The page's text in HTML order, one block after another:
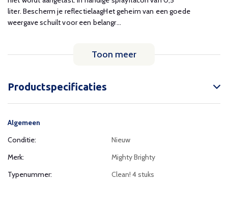
liter. Bescherm je reflectielaagHet geheim van een goede
weergave schuilt voor een belangr...
Toon meer
Productspecificaties
Algemeen
Conditie:
Nieuw
Merk:
Mighty Brighty
Typenummer:
Clean! 4 stuks